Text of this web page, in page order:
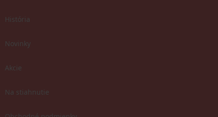
História
Novinky
Akcie
Na stiahnutie